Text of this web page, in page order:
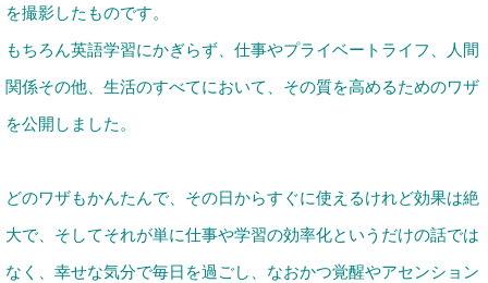
を撮影したものです。
もちろん英語学習にかぎらず、仕事やプライベートライフ、人間
関係その他、生活のすべてにおいて、その質を高めるためのワザ
を公開しました。
どのワザもかんたんで、その日からすぐに使えるけれど効果は絶
大で、そしてそれが単に仕事や学習の効率化というだけの話では
なく、幸せな気分で毎日を過ごし、なおかつ覚醒やアセンション